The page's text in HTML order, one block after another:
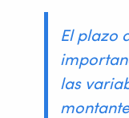
El plazo
las